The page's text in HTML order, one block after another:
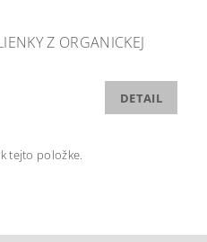
Z ORGANICKEJ
DETAIL
tejto položke.